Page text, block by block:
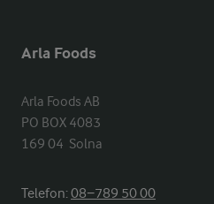
Arla Foods
Arla Foods AB
PO BOX 4083
169 04  Solna
Telefon:08−789 50 00